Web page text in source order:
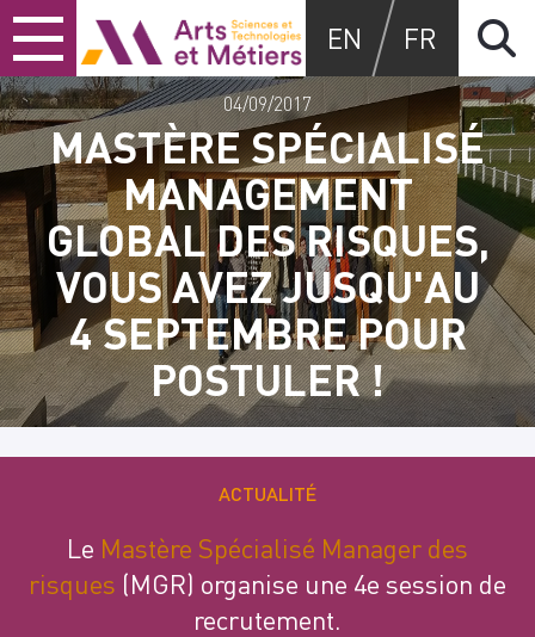
Skip
to
content
Skip
to
main
menu
Skip
to
search
Arts et métiers
EN FR
MASTÈRE SPÉCIALISÉ
MANAGEMENT
GLOBAL DES RISQUES,
VOUS AVEZ JUSQU'AU
4 SEPTEMBRE POUR
POSTULER !
04/09/2017
ACTUALITÉ
Le Mastère Spécialisé Manager des
risques (MGR) organise une 4e session de
recrutement.